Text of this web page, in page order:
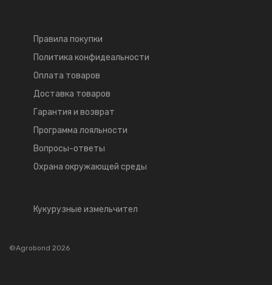
Правила покупки
Политика конфидеальности
Оплата товаров
Доставка товаров
Гарантия и возврат
Программа лояльности
Вопросы-ответы
Охрана окружающей среды
Кукурузные измельчител
©Agrobond 2026